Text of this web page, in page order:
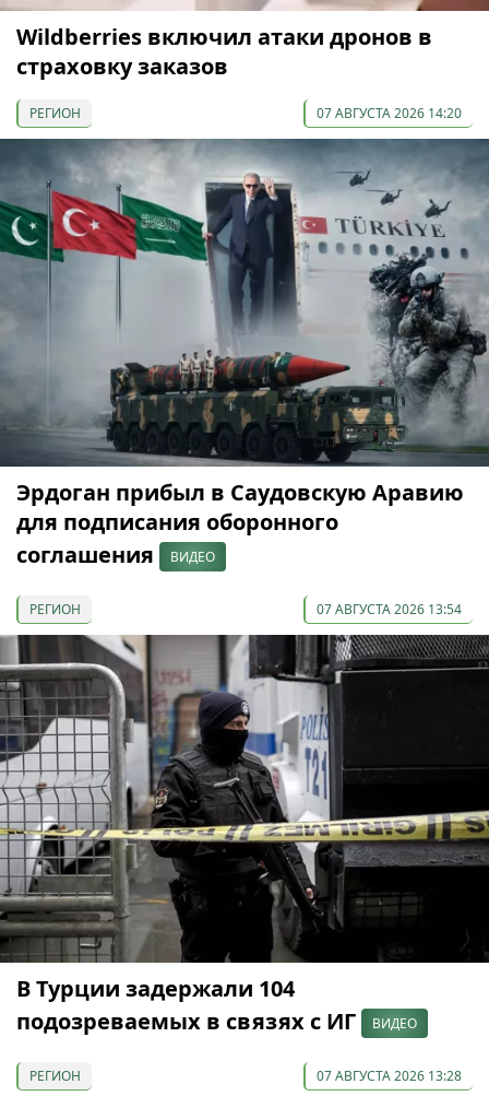
Wildberries включил атаки дронов в
страховку заказов
РЕГИОН 07 АВГУСТА 2026 14:20
Эрдоган прибыл в Саудовскую Аравию
для подписания оборонного
соглашения
ВИДЕО
РЕГИОН 07 АВГУСТА 2026 13:54
В Турции задержали 104
подозреваемых в связях с ИГ
ВИДЕО
РЕГИОН 07 АВГУСТА 2026 13:28